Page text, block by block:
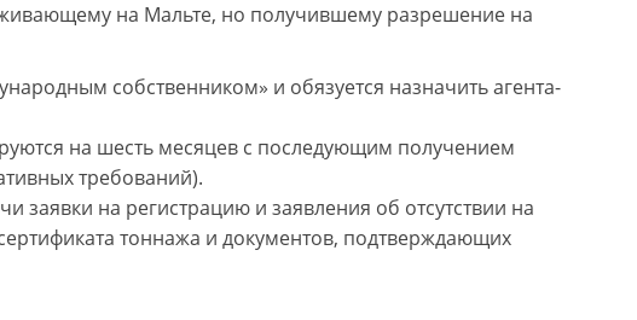
на Мальте, но получившему разрешение на
собственником» и обязуется назначить агента-
на шесть месяцев с последующим получением
требований).
заявки на регистрацию и заявления об отсутствии на
тоннажа и документов, подтверждающих